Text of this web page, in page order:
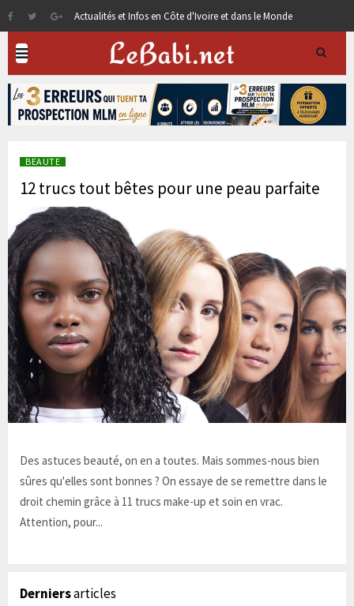
Actualités et Infos en Côte d'Ivoire et dans le Monde
BEAUTE
12 trucs tout bêtes pour une peau parfaite
Des astuces beauté, on en a toutes. Mais sommes-nous bien
sûres qu'elles sont bonnes ? On essaye de se remettre dans le
droit chemin grâce à 11 trucs make-up et soin en vrac.
Attention, pour...
Derniersarticles